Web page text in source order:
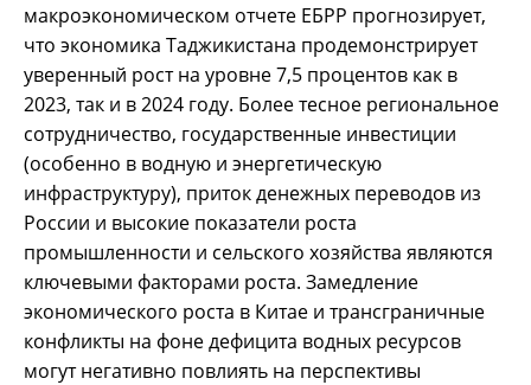
макроэкономическом отчете ЕБРР прогнозирует,
что экономика Таджикистана продемонстрирует
уверенный рост на уровне 7,5 процентов как в
2023, так и в 2024 году. Более тесное региональное
сотрудничество, государственные инвестиции
(особенно в водную и энергетическую
инфраструктуру), приток денежных переводов из
России и высокие показатели роста
промышленности и сельского хозяйства являются
ключевыми факторами роста. Замедление
экономического роста в Китае и трансграничные
конфликты на фоне дефицита водных ресурсов
могут негативно повлиять на перспективы